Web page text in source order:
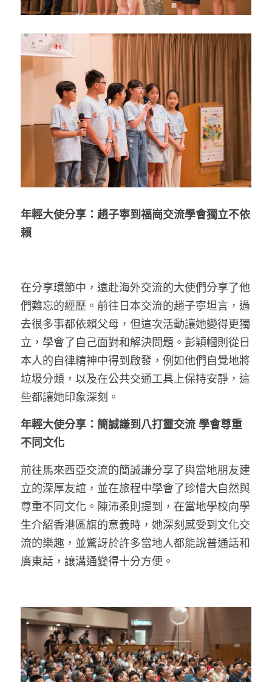
年輕大使分享：趙子寧到福崗交流學會獨立不依
賴
在分享環節中，遠赴海外交流的大使們分享了他
們難忘的經歷。前往日本交流的趙子寧坦言，過
去很多事都依賴父母，但這次活動讓她變得更獨
立，學會了自己面對和解決問題。彭穎幗則從日
本人的自律精神中得到啟發，例如他們自覺地將
垃圾分類，以及在公共交通工具上保持安靜，這
些都讓她印象深刻。
年輕大使分享：簡誠謙到八打靈交流 學會尊重
不同文化
前往馬來西亞交流的簡誠謙分享了與當地朋友建
立的深厚友誼，並在旅程中學會了珍惜大自然與
尊重不同文化。陳沛柔則提到，在當地學校向學
生介紹香港區旗的意義時，她深刻感受到文化交
流的樂趣，並驚訝於許多當地人都能說普通話和
廣東話，讓溝通變得十分方便。